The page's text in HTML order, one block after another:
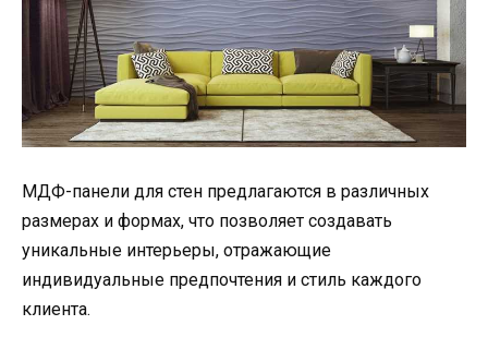
МДФ-панели для стен предлагаются в различных
размерах и формах, что позволяет создавать
уникальные интерьеры, отражающие
индивидуальные предпочтения и стиль каждого
клиента.